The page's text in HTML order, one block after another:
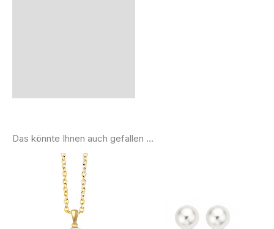
Das könnte Ihnen auch gefallen …